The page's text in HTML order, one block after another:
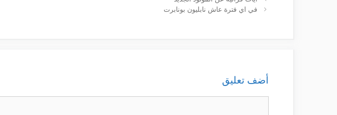
في اي فترة عاش نابليون بونابرت
أضف تعليق